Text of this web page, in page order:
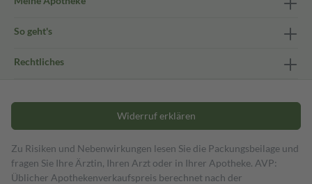
So geht's
Rechtliches
Widerruf erklären
Zu Risiken und Nebenwirkungen lesen Sie die Packungsbeilage und
fragen Sie Ihre Ärztin, Ihren Arzt oder in Ihrer Apotheke. AVP:
Üblicher Apothekenverkaufspreis berechnet nach der